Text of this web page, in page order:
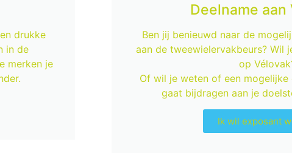
drukke
in de
merken je
Deelname aan
Ben jij benieuwd naar de
aan de tweewielervakbeurs? Wil
op
Of wil je weten of een mogelijke
gaat bijdragen aan je
Ik wil exposant